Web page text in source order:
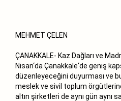
MEHMET ÇELEN
ÇANAKKALE- Kaz Dağları ve
Nisan‘da Çanakkale‘de geniş
düzenleyeceğini duyurması ve
meslek ve sivil toplum
altın şirketleri de aynı gün aynı